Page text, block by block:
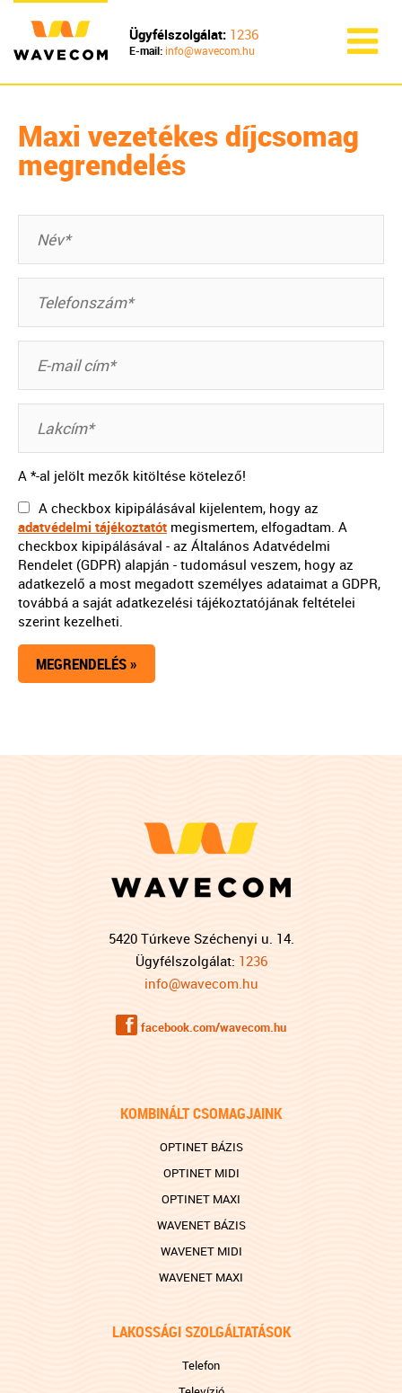
Ügyfélszolgálat: 1236
E-mail: info@wavecom.hu
Maxi vezetékes díjcsomag
megrendelés
A *-al jelölt mezők kitöltése kötelező!
A checkbox kipipálásával kijelentem, hogy az
adatvédelmi tájékoztatót megismertem, elfogadtam. A
checkbox kipipálásával - az Általános Adatvédelmi
Rendelet (GDPR) alapján - tudomásul veszem, hogy az
adatkezelő a most megadott személyes adataimat a GDPR,
továbbá a saját adatkezelési tájékoztatójának feltételei
szerint kezelheti.
5420 Túrkeve Széchenyi u. 14.
Ügyfélszolgálat: 1236
info@wavecom.hu
f facebook.com/wavecom.hu
KOMBINÁLT CSOMAGJAINK
OPTINET BÁZIS
OPTINET MIDI
OPTINET MAXI
WAVENET BÁZIS
WAVENET MIDI
WAVENET MAXI
LAKOSSÁGI SZOLGÁLTATÁSOK
Telefon